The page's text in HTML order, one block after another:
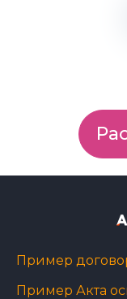
Пример
Пример Акта